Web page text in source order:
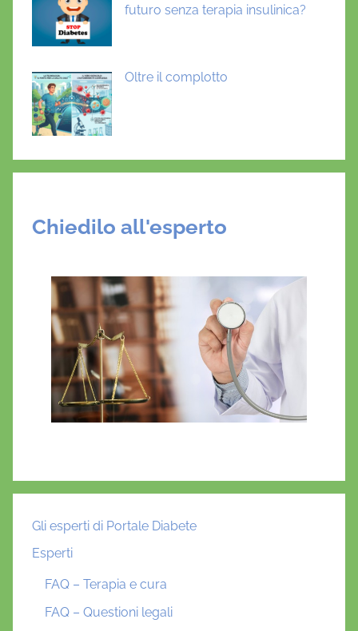
futuro senza terapia insulinica?
Oltre il complotto
Chiedilo all'esperto
Gli esperti di Portale Diabete
Esperti
FAQ – Terapia e cura
FAQ – Questioni legali